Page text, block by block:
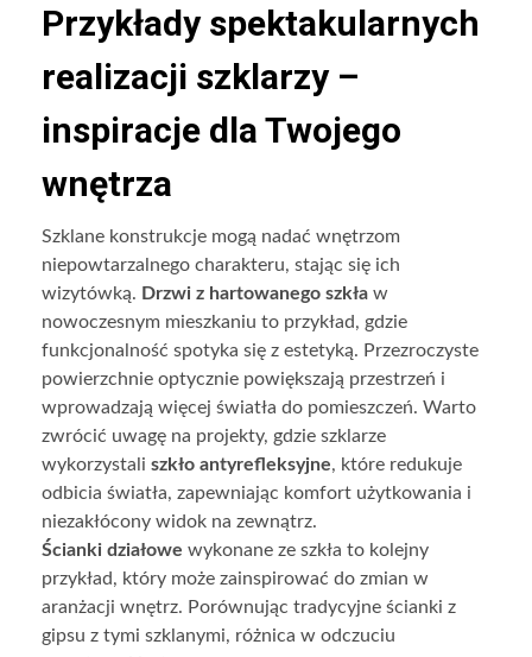
Przykłady spektakularnych
realizacji szklarzy –
inspiracje dla Twojego
wnętrza
Szklane konstrukcje mogą nadać wnętrzom
niepowtarzalnego charakteru, stając się ich
wizytówką. Drzwi z hartowanego szkła w
nowoczesnym mieszkaniu to przykład, gdzie
funkcjonalność spotyka się z estetyką. Przezroczyste
powierzchnie optycznie powiększają przestrzeń i
wprowadzają więcej światła do pomieszczeń. Warto
zwrócić uwagę na projekty, gdzie szklarze
wykorzystali szkło antyrefleksyjne, które redukuje
odbicia światła, zapewniając komfort użytkowania i
niezakłócony widok na zewnątrz.
Ścianki działowe wykonane ze szkła to kolejny
przykład, który może zainspirować do zmian w
aranżacji wnętrz. Porównując tradycyjne ścianki z
gipsu z tymi szklanymi, różnica w odczuciu